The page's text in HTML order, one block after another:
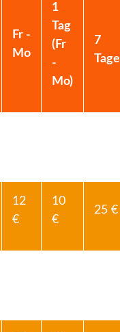
Fr -
Mo
1
Tag
(Fr
-
Mo)
7
Tage
12
€
10
€
25 €